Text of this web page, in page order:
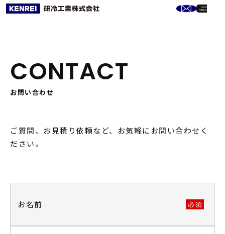
CONTACT
お問い合わせ
ご質問、お見積り依頼など、お気軽にお問い合わせく
ださい。
お名前